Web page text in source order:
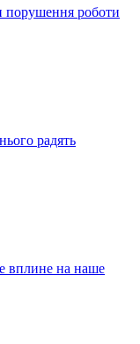
порушення роботи
радять
вплине на наше